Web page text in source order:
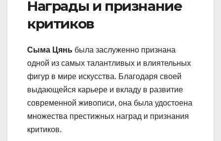
Награды и признание
критиков
Сыма Цянь была заслуженно признана
одной из самых талантливых и влиятельных
фигур в мире искусства. Благодаря своей
выдающейся карьере и вкладу в развитие
современной живописи, она была удостоена
множества престижных наград и признания
критиков.